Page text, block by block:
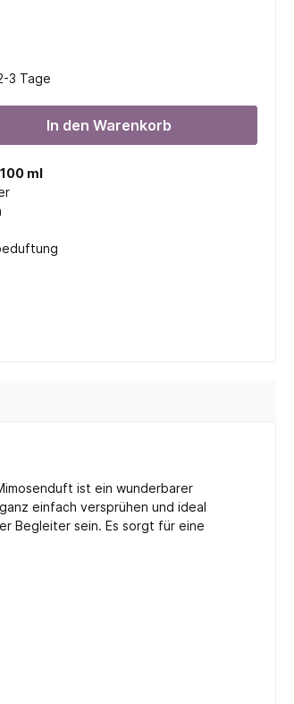
3 Tage
In den Warenkorb
ml
ist ein wunderbarer
einfach versprühen und ideal
Begleiter sein. Es sorgt für eine